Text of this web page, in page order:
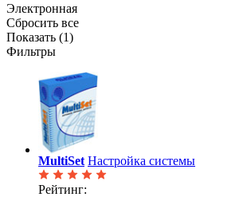
Электронная
Сбросить все
Показать (1)
Фильтры
MultiSet Настройка системы
Рейтинг: